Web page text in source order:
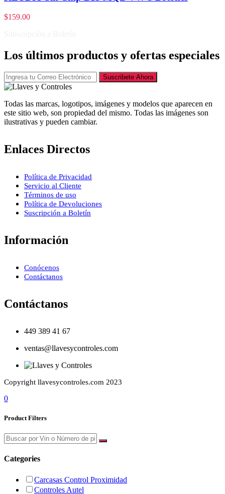
$159.00
Los últimos productos y ofertas especiales
Suscribete Ahora
Todas las marcas, logotipos, imágenes y modelos que aparecen en
este sitio web, son propiedad del mismo. Todas las imágenes son
ilustrativas y pueden cambiar.
Enlaces Directos
Política de Privacidad
Servicio al Cliente
Términos de uso
Política de Devoluciones
Suscripción a Boletín
Información
Conócenos
Contáctanos
Contáctanos
449 389 41 67
ventas@llavesycontroles.com
Copyright llavesycontroles.com 2023
0
Product Filters
Categories
Carcasas Control Proximidad
Controles Autel